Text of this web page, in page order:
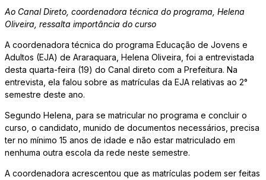
Ao Canal Direto, coordenadora técnica do programa, Helena
Oliveira, ressalta importância do curso
A coordenadora técnica do programa Educação de Jovens e
Adultos (EJA) de Araraquara, Helena Oliveira, foi a entrevistada
desta quarta-feira (19) do Canal direto com a Prefeitura. Na
entrevista, ela falou sobre as matrículas da EJA relativas ao 2°
semestre deste ano.
Segundo Helena, para se matricular no programa e concluir o
curso, o candidato, munido de documentos necessários, precisa
ter no mínimo 15 anos de idade e não estar matriculado em
nenhuma outra escola da rede neste semestre.
A coordenadora acrescentou que as matrículas podem ser feitas